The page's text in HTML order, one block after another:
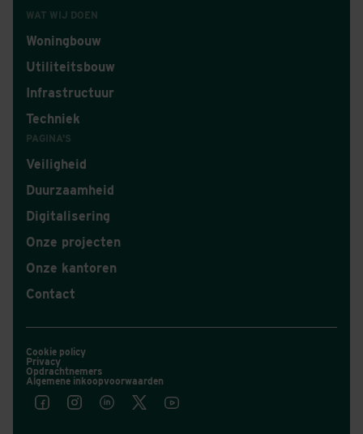
WAT WIJ DOEN
Woningbouw
Utiliteitsbouw
Infrastructuur
Techniek
PAGINA'S
Veiligheid
Duurzaamheid
Digitalisering
Onze projecten
Onze kantoren
Contact
Cookie policy
Privacy
Opdrachtnemers
Algemene inkoopvoorwaarden